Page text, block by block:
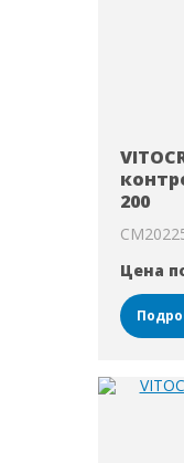
200
Цена